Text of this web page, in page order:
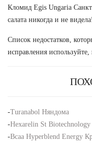
Кломид Egis Ungaria
салата никогда и не видела!
Список недостатков,
исправления
-Turanabol Няндома
-Hexarelin St
-Bcaa Hyperblend Energy